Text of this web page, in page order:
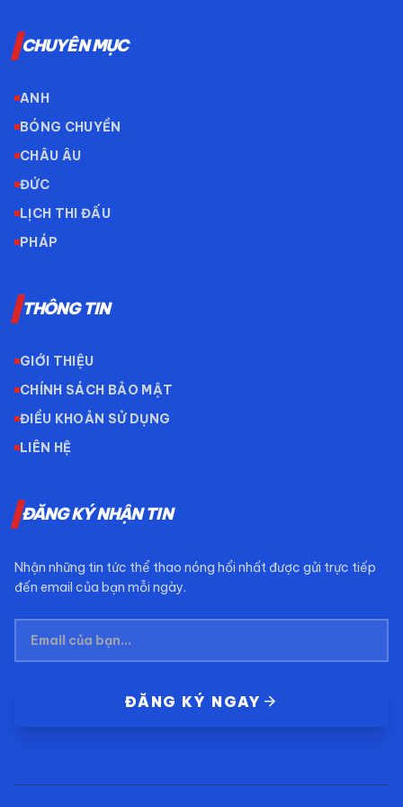
CHUYÊN MỤC
ANH
BÓNG CHUYỀN
CHÂU ÂU
ĐỨC
LỊCH THI ĐẤU
PHÁP
THÔNG TIN
GIỚI THIỆU
CHÍNH SÁCH BẢO MẬT
ĐIỀU KHOẢN SỬ DỤNG
LIÊN HỆ
ĐĂNG KÝ NHẬN TIN
Nhận những tin tức thể thao nóng hổi nhất được gửi trực tiếp
đến email của bạn mỗi ngày.
ĐĂNG KÝ NGAY arrow_forward